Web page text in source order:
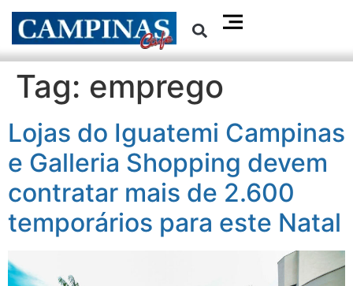
Tag: emprego
Lojas do Iguatemi Campinas
e Galleria Shopping devem
contratar mais de 2.600
temporários para este Natal